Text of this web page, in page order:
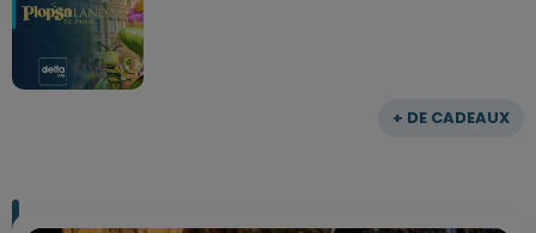
+ DE CADEAUX